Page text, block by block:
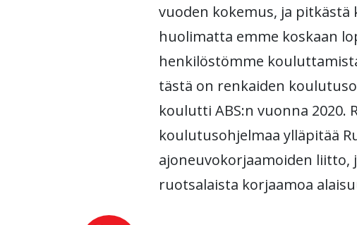
vuoden kokemus, ja pitkästä
huolimatta emme koskaan
henkilöstömme
tästä on renkaiden
koulutti ABS:n vuonna 2020.
koulutusohjelmaa ylläpitää
ajoneuvokorjaamoiden liitto,
ruotsalaista korjaamoa